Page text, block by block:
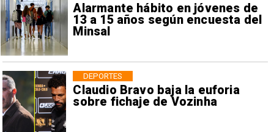
Alarmante hábito en jóvenes de
13 a 15 años según encuesta del
Minsal
Claudio Bravo baja la euforia
sobre fichaje de Vozinha
DEPORTES